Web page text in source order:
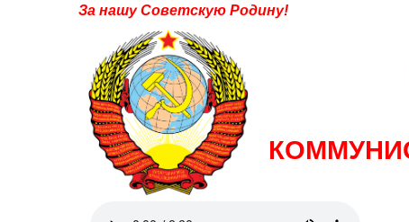
За нашу Советскую Родину!